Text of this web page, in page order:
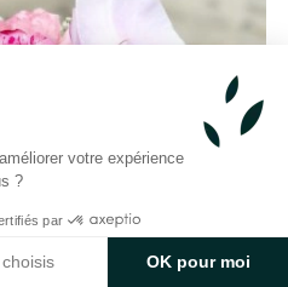
votre expérience
?
par
OK pour moi